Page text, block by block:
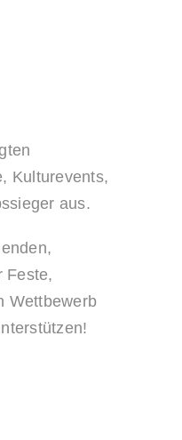
Kulturevents,
aus.
Feste,
Wettbewerb